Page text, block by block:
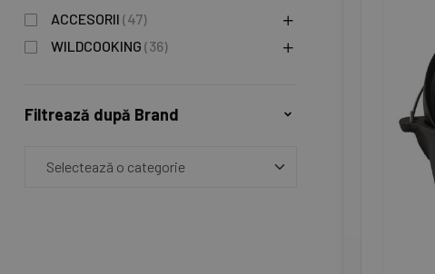
ACCESORII (47)
WILDCOOKING (36)
Filtrează după Brand